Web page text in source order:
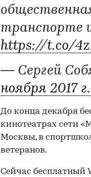
транспорте
https://t.co/
— Сергей
ноября 2017 г.
До конца декабря
кинотеатрах сети
Москвы, в
ветеранов.
Сейчас бесплатный